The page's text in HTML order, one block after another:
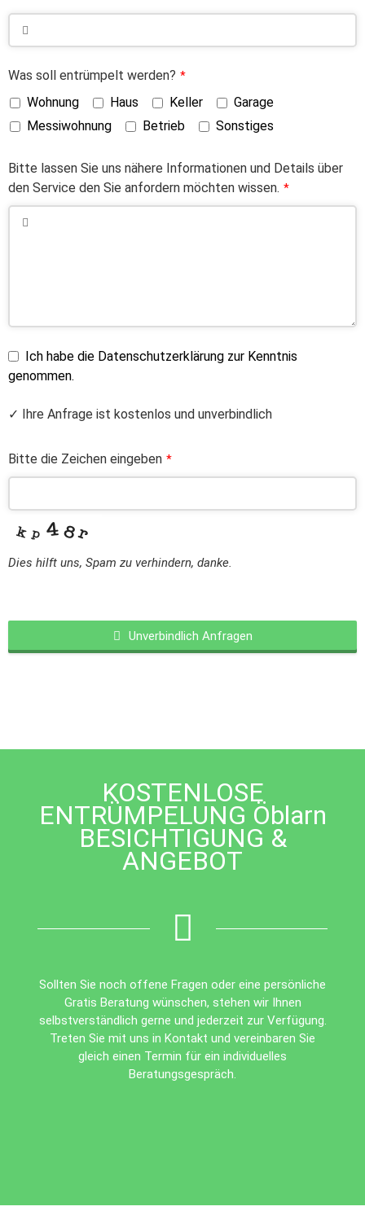
Was soll entrümpelt werden? *
Wohnung Haus Keller
Garage
Messiwohnung
Betrieb Sonstiges
Bitte lassen Sie uns nähere Informationen und Details über
den Service den Sie anfordern möchten wissen. *
Ich habe die Datenschutzerklärung zur Kenntnis
genommen.
✓ Ihre Anfrage ist kostenlos und unverbindlich
Bitte die Zeichen eingeben *
Dies hilft uns, Spam zu verhindern, danke.
Unverbindlich Anfragen
left
KOSTENLOSE
ENTRÜMPELUNG Öblarn
BESICHTIGUNG &
ANGEBOT
Sollten Sie noch offene Fragen oder eine persönliche
Gratis Beratung wünschen, stehen wir Ihnen
selbstverständlich gerne und jederzeit zur Verfügung.
Treten Sie mit uns in Kontakt und vereinbaren Sie
gleich einen Termin für ein individuelles
Beratungsgespräch.